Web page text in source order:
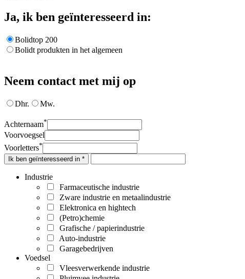
Ja, ik ben geïnteresseerd in:
Bolidtop 200
Bolidt produkten in het algemeen
Neem contact met mij op
Dhr. Mw.
Achternaam*
Voorvoegsel
Voorletters*
Ik ben geïnteresseerd in *
Industrie
Farmaceutische industrie
Zware industrie en metaalindustrie
Elektronica en hightech
(Petro)chemie
Grafische / papierindustrie
Auto-industrie
Garagebedrijven
Voedsel
Vleesverwerkende industrie